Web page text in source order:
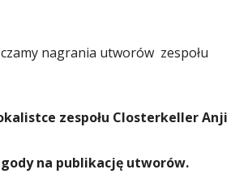
nagrania utworów zespołu
zespołu Closterkeller Anji
na publikację utworów.